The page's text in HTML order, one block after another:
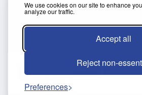
We use cookies on our site to enhance
analyze our traffic.
Accept all
Reject non-
Preferences
Політика використання файлів
Правила користування панелем